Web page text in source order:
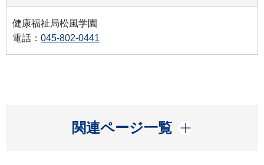
健康福祉局松風学園
電話： 045-802-0441
関連ページ一覧
開く